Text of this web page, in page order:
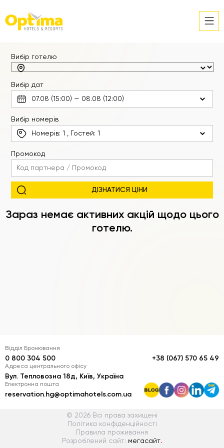
Вибір готелю
Вибір дат
Вибір номерів
Номерів:1 , Гостей: 1
Промокод
Зараз немає активних акцій щодо цього
готелю.
Відділ Бронювання
0 800 304 500 +38 (067) 570 65 49
Адреса центрального офісу
Вул. Тепловозна 18д, Київ, Україна
Електронна пошта
reservation.hg@optimahotels.com.ua
© 2026 Всі права захищені
Політика конфіденційності
Правила проживання
Розроблений сайт: мегасайт.